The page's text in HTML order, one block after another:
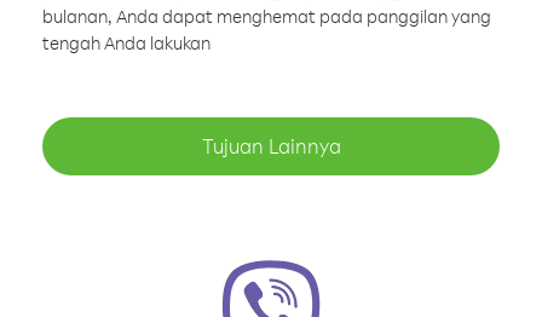
bulanan, Anda dapat menghemat pada panggilan yang
tengah Anda lakukan
Tujuan Lainnya